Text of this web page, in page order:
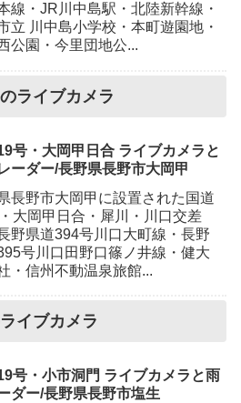
線・JR川中島駅・北陸新幹線・
立 川中島小学校・本町遊園地・
公園・今里団地公...
ライブカメラ
号・大岡甲日合 ライブカメラと
ーダー/長野県長野市大岡甲
長野市大岡甲に設置された国道
大岡甲日合・犀川・川口交差
野県道394号川口大町線・長野
号川口田野口篠ノ井線・健大
・信州不動温泉旅館...
イブカメラ
号・小市洞門 ライブカメラと雨
ダー/長野県長野市塩生